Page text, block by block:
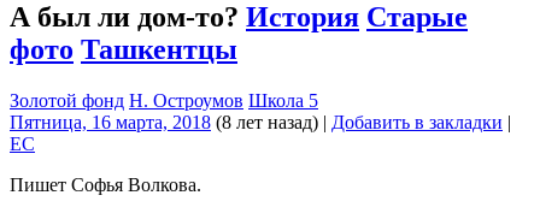
А был ли дом-то? История Старые
фото Ташкентцы
Золотой фонд Н. Остроумов Школа 5
Пятница, 16 марта, 2018 (8 лет назад) | Добавить в закладки |
EC
Пишет Софья Волкова.